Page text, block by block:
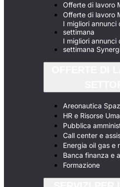
Offerte di lavoro
Offerte di lavoro
I migliori annunci
settimana
I migliori annunci
settimana
Areonautica
HR e Risorse
Pubblica
Call center e
Energia oil gas e
Banca finanza e
Formazione